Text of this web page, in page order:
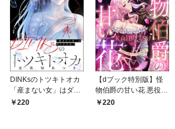
DINKsのトツキトオカ
「産まない女」はダメ
ですか？（分冊版）
220
【dブック特別版】怪
物伯爵の甘い花 悪役令
嬢はベッドで乱れ散る
220